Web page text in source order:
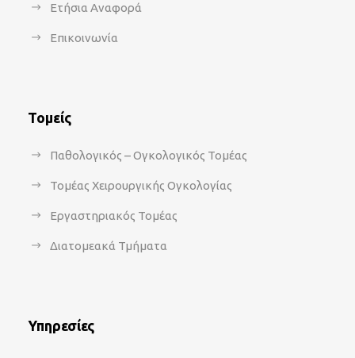
Ετήσια Αναφορά
Επικοινωνία
Τομείς
Παθολογικός – Ογκολογικός Τομέας
Τομέας Χειρουργικής Ογκολογίας
Εργαστηριακός Τομέας
Διατομεακά Τμήματα
Υπηρεσίες